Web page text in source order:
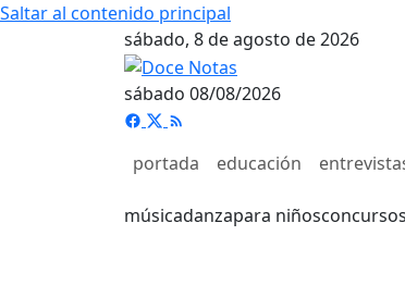
Saltar al contenido principal
sábado, 8 de agosto de 2026
sábado 08/08/2026
portada educación
músicadanzapara niñosconcursos